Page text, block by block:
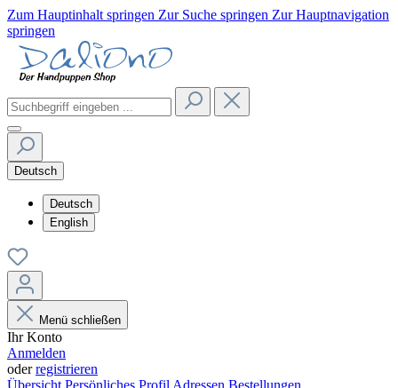
Zum Hauptinhalt springen Zur Suche springen Zur Hauptnavigation
springen
Deutsch
Deutsch
English
Menü schließen
Ihr Konto
Anmelden
oderregistrieren
Übersicht Persönliches Profil Adressen Bestellungen